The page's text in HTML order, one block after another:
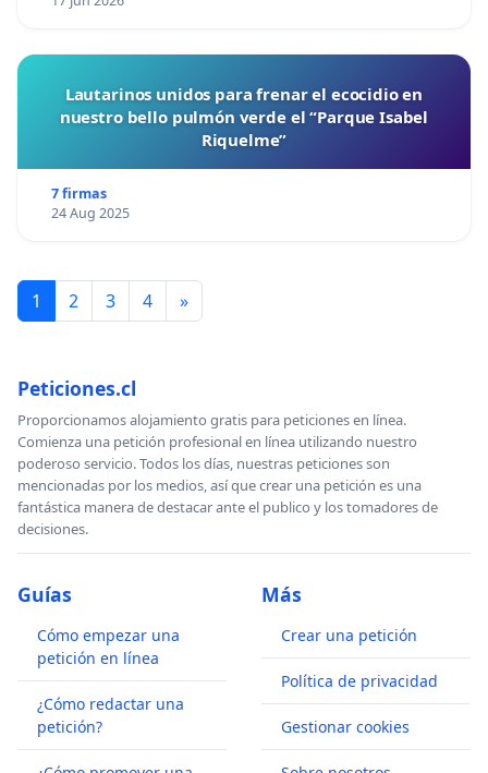
Lautarinos unidos para frenar el ecocidio en
nuestro bello pulmón verde el “Parque Isabel
Riquelme”
7 firmas
24 Aug 2025
1 2 3 4 »
Peticiones.cl
Proporcionamos alojamiento gratis para peticiones en línea.
Comienza una petición profesional en línea utilizando nuestro
poderoso servicio. Todos los días, nuestras peticiones son
mencionadas por los medios, así que crear una petición es una
fantástica manera de destacar ante el publico y los tomadores de
decisiones.
Guías
Cómo empezar una
petición en línea
¿Cómo redactar una
petición?
Más
Crear una petición
Política de privacidad
Gestionar cookies